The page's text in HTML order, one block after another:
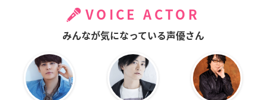
VOICE ACTOR
みんなが気になっている声優さん